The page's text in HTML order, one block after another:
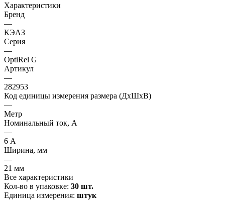
Характеристики
Бренд
—
КЭАЗ
Серия
—
OptiRel G
Артикул
—
282953
Код единицы измерения размера (ДхШхВ)
—
Метр
Номинальный ток, А
—
6 А
Ширина, мм
—
21 мм
Все характеристики
Кол-во в упаковке: 30 шт.
Единица измерения: штук